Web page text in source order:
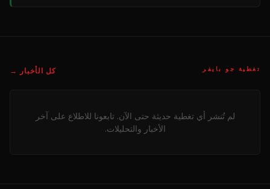
تغطية جو بايفر كل الأخبار →
لم تُنشر أي تغطية حديثة حتى الآن. تابعونا للاطلاع على آخر
الأخبار والتحليلات.